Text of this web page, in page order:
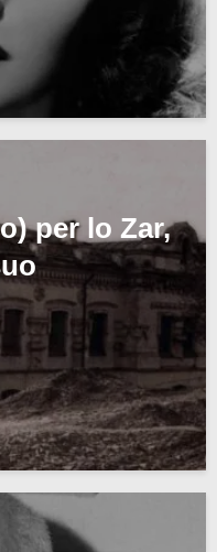
per lo Zar,